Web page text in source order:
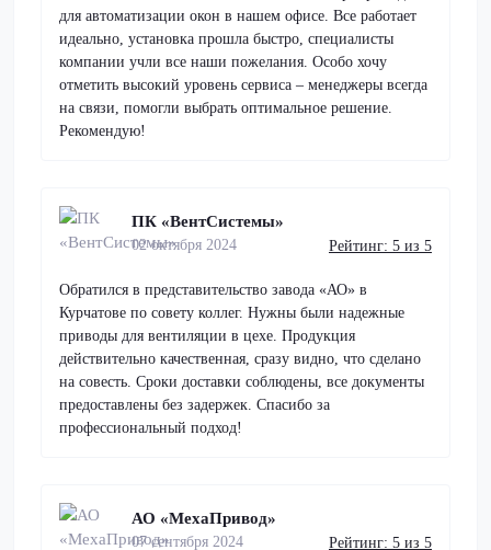
для автоматизации окон в нашем офисе. Все работает
идеально, установка прошла быстро, специалисты
компании учли все наши пожелания. Особо хочу
отметить высокий уровень сервиса – менеджеры всегда
на связи, помогли выбрать оптимальное решение.
Рекомендую!
ПК «ВентСистемы»
02 октября 2024 Рейтинг: 5 из 5
Обратился в представительство завода «АО» в
Курчатове по совету коллег. Нужны были надежные
приводы для вентиляции в цехе. Продукция
действительно качественная, сразу видно, что сделано
на совесть. Сроки доставки соблюдены, все документы
предоставлены без задержек. Спасибо за
профессиональный подход!
АО «МехаПривод»
07 сентября 2024 Рейтинг: 5 из 5